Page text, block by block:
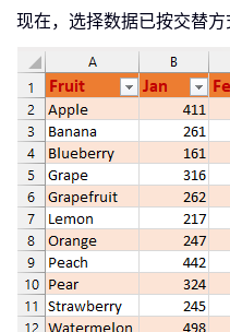
现在，选择数据已按交替方